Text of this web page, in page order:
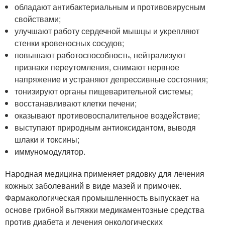
обладают антибактериальным и противовирусным
свойствами;
улучшают работу сердечной мышцы и укрепляют
стенки кровеносных сосудов;
повышают работоспособность, нейтрализуют
признаки переутомления, снимают нервное
напряжение и устраняют депрессивные состояния;
тонизируют органы пищеварительной системы;
восстанавливают клетки печени;
оказывают противовоспалительное воздействие;
выступают природным антиоксидантом, выводя
шлаки и токсины;
иммуномодулятор.
Народная медицина применяет рядовку для лечения
кожных заболеваний в виде мазей и примочек.
Фармакологическая промышленность выпускает на
основе грибной вытяжки медикаментозные средства
против диабета и лечения онкологических